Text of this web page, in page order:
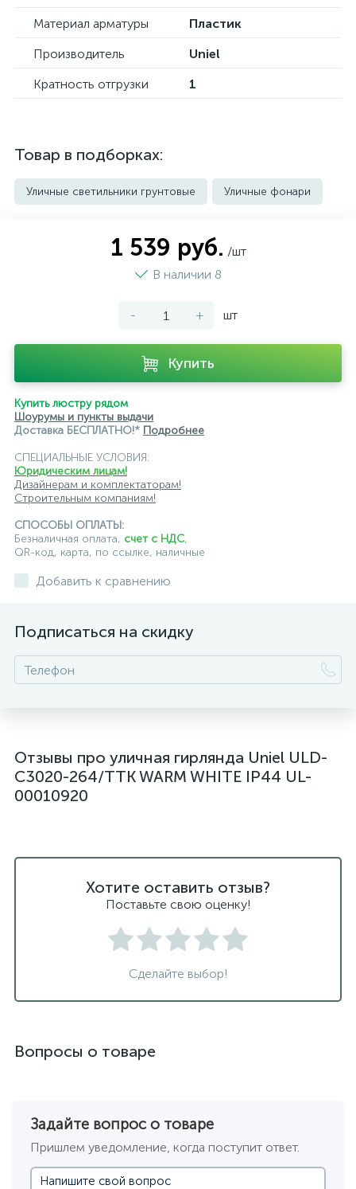
Материал арматуры
Пластик
Производитель
Uniel
Кратность отгрузки
1
Товар в подборках:
Уличные светильники грунтовые Уличные фонари
1 539 руб. /шт
В наличии 8
- + шт
Купить
Купить люстру рядом
Шоурумы и пункты выдачи
Доставка БЕСПЛАТНО!* Подробнее
СПЕЦИАЛЬНЫЕ УСЛОВИЯ:
Юридическим лицам!
Дизайнерам и комплектаторам!
Строительным компаниям!
СПОСОБЫ ОПЛАТЫ:
Безналичная оплата, счет с НДС,
QR-код, карта, по ссылке, наличные
Добавить к сравнению
Подписаться на скидку
Отзывы про уличная гирлянда Uniel ULD-
C3020-264/TTK WARM WHITE IP44 UL-
00010920
Хотите оставить отзыв?
Поставьте свою оценку!
Сделайте выбор!
Вопросы о товаре
Задайте вопрос о товаре
Пришлем уведомление, когда поступит ответ.